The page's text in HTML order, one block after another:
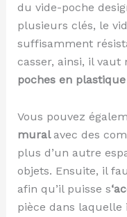
du vide-poche
plusieurs clés, le
suffisamment
casser, ainsi, il
poches en
Vous pouvez
mural avec des
plus d’un autre
objets. Ensuite, il
afin qu’il puisse s
pièce dans laquelle